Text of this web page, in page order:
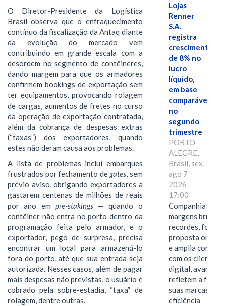
O Diretor-Presidente da Logística
Brasil observa que o enfraquecimento
contínuo da fiscalização da Antaq diante
da evolução do mercado vem
contribuindo em grande escala com a
desordem no segmento de contêineres,
dando margem para que os armadores
confirmem bookings de exportação sem
ter equipamentos, provocando rolagem
de cargas, aumentos de fretes no curso
da operação de exportação contratada,
além da cobrança de despesas extras
(“taxas”) dos exportadores, quando
estes não deram causa aos problemas.
A lista de problemas inclui embarques
frustrados por fechamento degates, sem
prévio aviso, obrigando exportadores a
gastarem centenas de milhões de reais
por ano em pre-stakings— quando o
contêiner não entra no porto dentro da
programação feita pelo armador, e o
exportador, pego de surpresa, precisa
encontrar um local para armazená-lo
fora do porto, até que sua entrada seja
autorizada. Nesses casos, além de pagar
mais despesas não previstas, o usuário é
cobrado pela sobre-estadia, “taxa” de
rolagem, dentre outras.
Lojas
Renner
S.A.
registra
crescimento
de 8% no
lucro
líquido,
em base
comparável,
no
segundo
trimestre
PORTO
ALEGRE,
Brasil, sex,
ago 7
2026
17:00
Companhia
margens brutas
recordes,
proposta
e amplia
com os clientes
digital, avanços
refletem a força
suas marcas, a
eficiência